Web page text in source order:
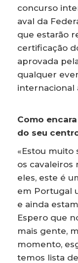
concurso
aval da
que estarão
certificação
aprovada
qualquer
internacional
Como
do seu
«Estou muito
os cavaleiros
eles, este é
em Portugal
e ainda
Espero que
mais gente,
momento,
temos lista